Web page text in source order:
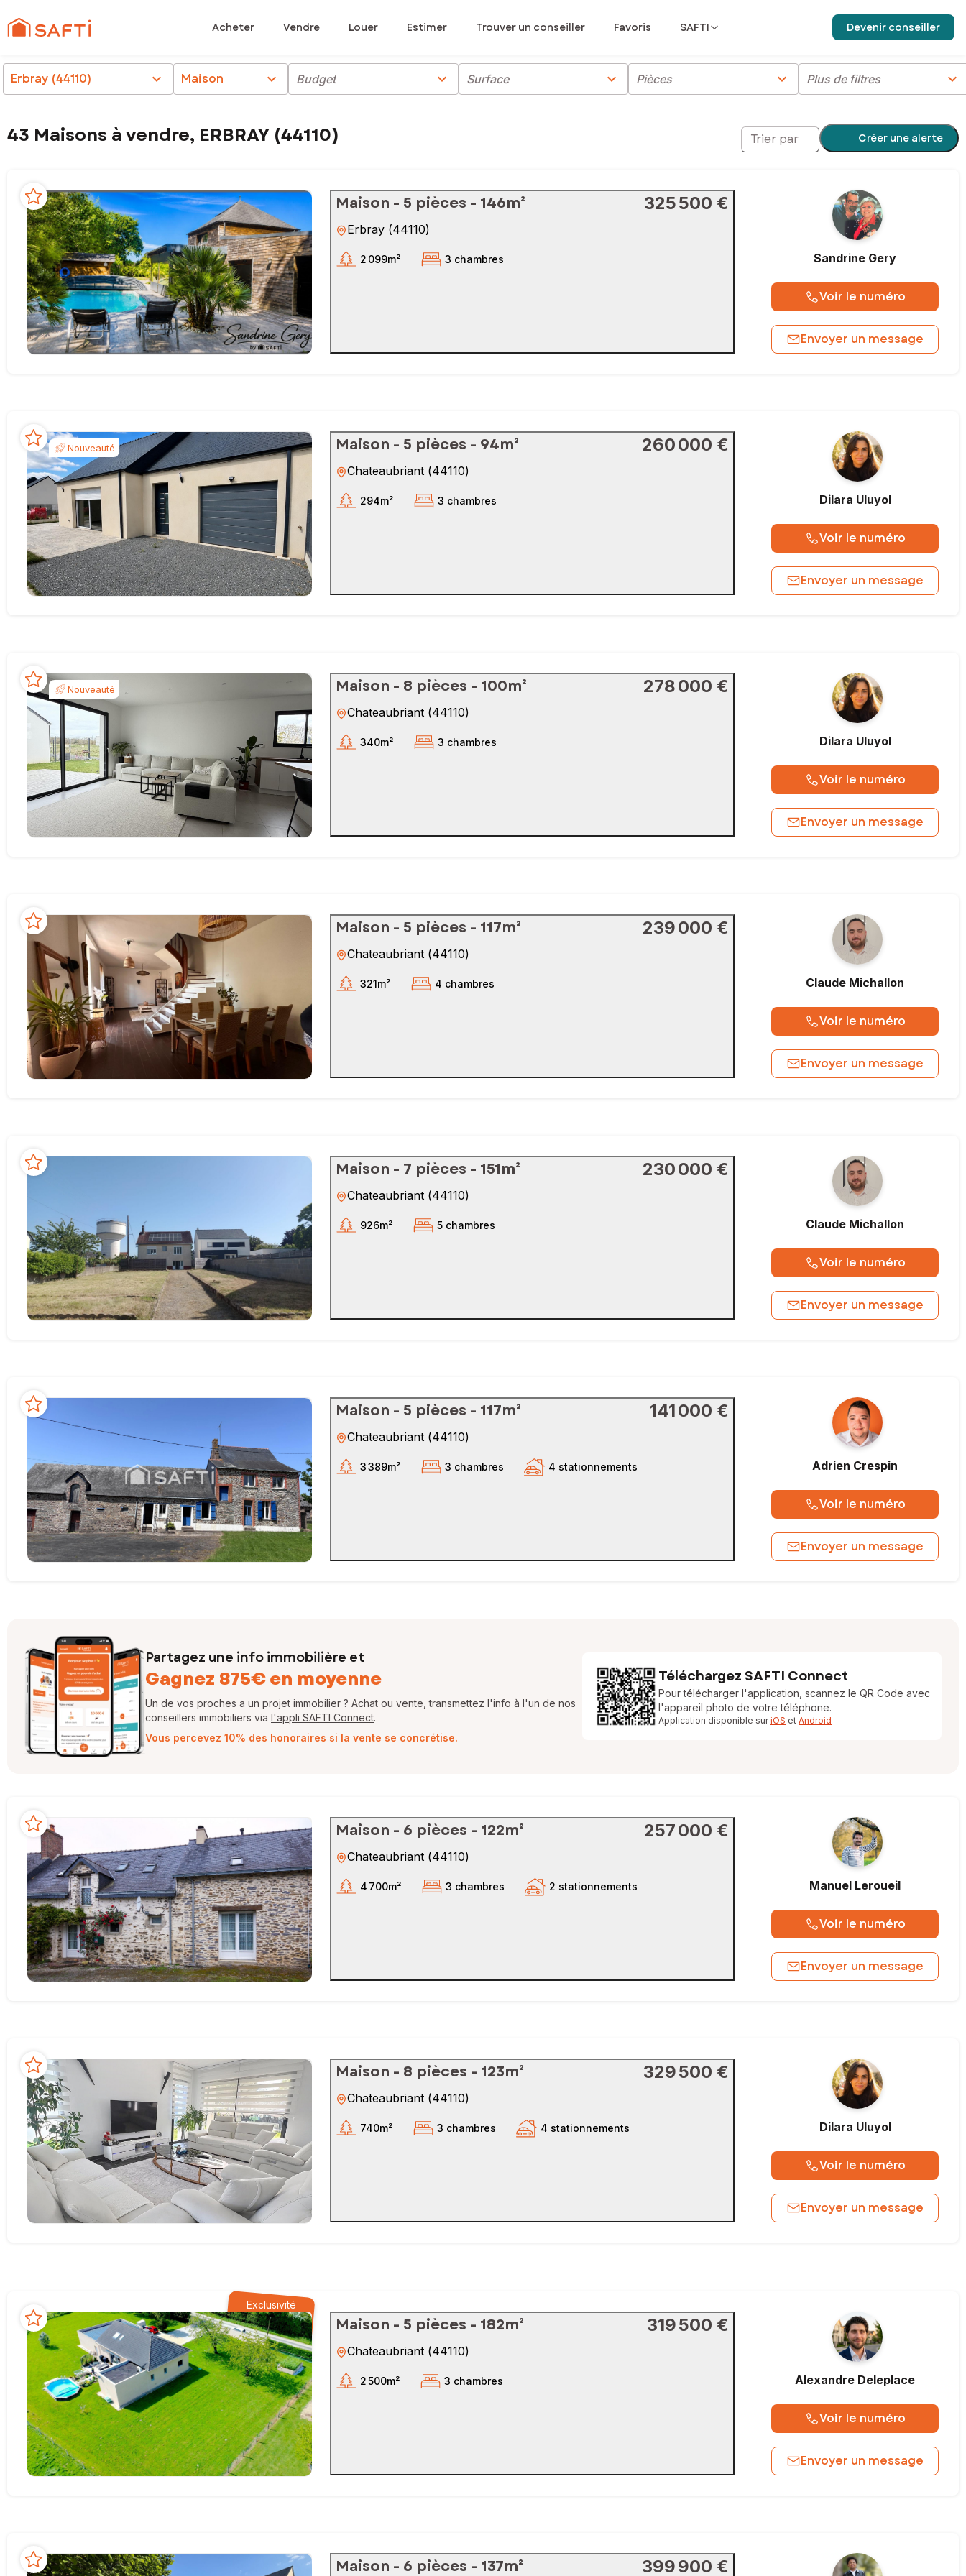
Acheter Vendre Louer Estimer Trouver un conseiller Favoris SAFTI Devenir conseiller
Erbray (44110) chevron_right Maison chevron_right Budget chevron_right Surface chevron_right Pièces chevron_right Plus de filtres chevron_right
43 Maisons à vendre, ERBRAY (44110) Trier par Créer une alerte
Maison - 5 pièces - 146m² 325 500 €
Erbray (44110)
2 099m² 3 chambres Sandrine Gery
Voir le numéro
Envoyer un message
Nouveauté Maison - 5 pièces - 94m² 260 000 €
Chateaubriant (44110)
294m² 3 chambres Dilara Uluyol
Voir le numéro
Envoyer un message
Nouveauté Maison - 8 pièces - 100m² 278 000 €
Chateaubriant (44110)
340m² 3 chambres Dilara Uluyol
Voir le numéro
Envoyer un message
Maison - 5 pièces - 117m² 239 000 €
Chateaubriant (44110)
321m² 4 chambres Claude Michallon
Voir le numéro
Envoyer un message
Maison - 7 pièces - 151m² 230 000 €
Chateaubriant (44110)
926m² 5 chambres Claude Michallon
Voir le numéro
Envoyer un message
Maison - 5 pièces - 117m² 141 000 €
Chateaubriant (44110)
3 389m² 3 chambres 4 stationnements Adrien Crespin
Voir le numéro
Envoyer un message
Partagez une info immobilière et
Gagnez 875€ en moyenne
Un de vos proches a un projet immobilier ? Achat ou vente, transmettez l'info à l'un de nos
conseillers immobiliers via l'appli SAFTI Connect.
Vous percevez 10% des honoraires si la vente se concrétise.
Téléchargez SAFTI Connect
Pour télécharger l'application, scannez le QR Code avec
l'appareil photo de votre téléphone.
Application disponible suriOS et Android
Maison - 6 pièces - 122m² 257 000 €
Chateaubriant (44110)
4 700m² 3 chambres 2 stationnements Manuel Leroueil
Voir le numéro
Envoyer un message
Maison - 8 pièces - 123m² 329 500 €
Chateaubriant (44110)
740m² 3 chambres 4 stationnements Dilara Uluyol
Voir le numéro
Envoyer un message
Exclusivité
Maison - 5 pièces - 182m² 319 500 €
Chateaubriant (44110)
2 500m² 3 chambres Alexandre Deleplace
Voir le numéro
Envoyer un message
Maison - 6 pièces - 137m² 399 900 €